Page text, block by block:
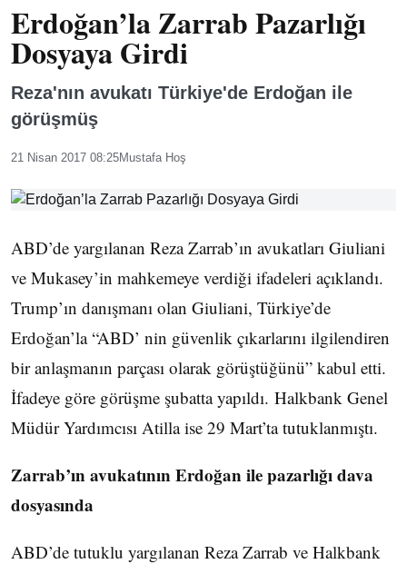
Erdoğan’la Zarrab Pazarlığı
Dosyaya Girdi
Reza'nın avukatı Türkiye'de Erdoğan ile
görüşmüş
21 Nisan 2017 08:25Mustafa Hoş
ABD’de yargılanan Reza Zarrab’ın avukatları Giuliani
ve Mukasey’in mahkemeye verdiği ifadeleri açıklandı.
Trump’ın danışmanı olan Giuliani, Türkiye’de
Erdoğan’la “ABD’ nin güvenlik çıkarlarını ilgilendiren
bir anlaşmanın parçası olarak görüştüğünü” kabul etti.
İfadeye göre görüşme şubatta yapıldı. Halkbank Genel
Müdür Yardımcısı Atilla ise 29 Mart’ta tutuklanmıştı.
Zarrab’ın avukatının Erdoğan ile pazarlığı dava
dosyasında
ABD’de tutuklu yargılanan Reza Zarrab ve Halkbank